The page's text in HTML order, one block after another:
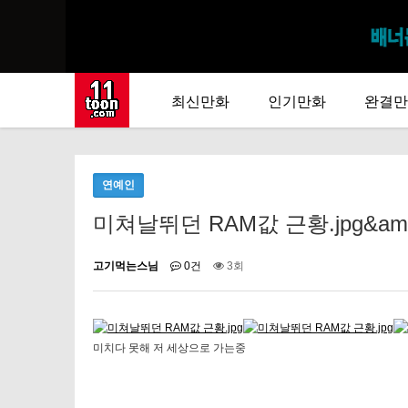
최신만화 인기만화 완결
연예인
미쳐날뛰던 RAM값 근황
고기먹는스님 0건 3회
미치다 못해 저 세상으로 가는중